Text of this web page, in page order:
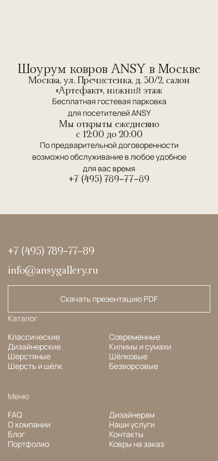
Шоурум ковров ANSY в Москве
Москва, ул. Пречистенка, д. 30/2, салон
«Артефакт», нижний этаж
Бесплатная гостевая парковка
для посетителей ANSY
Мы открыты ежедневно
c 12:00 до 20:00
По предварительной договоренности
возможно обслуживание в любое удобное
для вас время
+7 (495) 789-77-89
+7 (495) 789-77-89
info@ansygallery.ru
Скачать презентацию PDF
Каталог
Классические
Дизайнерские
Шерстяные
Шерсть и шёлк
Современные
Килимы и сумахи
Шёлковые
Безворсовые
Меню
FAQ
О компании
Блог
Портфолио
Дизайнерам
Наши услуги
Контакты
Ковры на заказ